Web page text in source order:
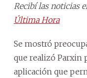
Recibí las noticias
Última Hora
Se mostró
que realizó Parxin
aplicación que